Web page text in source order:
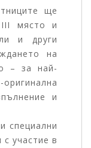
ще
място и
и други
на
– за най-
и
специални
участие в